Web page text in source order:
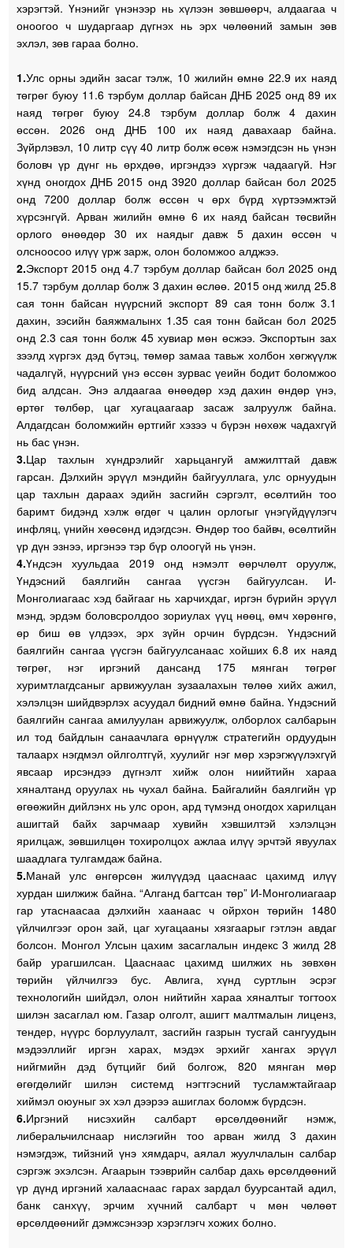
хэрэгтэй. Үнэнийг үнэнээр нь хүлээн зөвшөөрч, алдаагаа ч
оноогоо ч шударгаар дүгнэх нь эрх чөлөөний замын зөв
эхлэл, зөв гараа болно.
1.Улс орны эдийн засаг тэлж, 10 жилийн өмнө 22.9 их наяд
төгрөг буюу 11.6 тэрбум доллар байсан ДНБ 2025 онд 89 их
наяд төгрөг буюу 24.8 тэрбум доллар болж 4 дахин
өссөн. 2026 онд ДНБ 100 их наяд давахаар байна.
Зүйрлэвэл, 10 литр сүү 40 литр болж өсөж нэмэгдсэн нь үнэн
боловч үр дүнг нь өрхдөө, иргэндээ хүргэж чадаагүй. Нэг
хүнд оногдох ДНБ 2015 онд 3920 доллар байсан бол 2025
онд 7200 доллар болж өссөн ч өрх бүрд хүртээмжтэй
хүрсэнгүй. Арван жилийн өмнө 6 их наяд байсан төсвийн
орлого өнөөдөр 30 их наядыг давж 5 дахин өссөн ч
олсноосоо илүү үрж зарж, олон боломжоо алджээ.
2.Экспорт 2015 онд 4.7 тэрбум доллар байсан бол 2025 онд
15.7 тэрбум доллар болж 3 дахин өслөө. 2015 онд жилд 25.8
сая тонн байсан нүүрсний экспорт 89 сая тонн болж 3.1
дахин, зэсийн баяжмалынх 1.35 сая тонн байсан бол 2025
онд 2.3 сая тонн болж 45 хувиар мөн өсжээ. Экспортын зах
зээлд хүргэх дэд бүтэц, төмөр замаа тавьж холбон хөгжүүлж
чадалгүй, нүүрсний үнэ өссөн зурвас үеийн бодит боломжоо
бид алдсан. Энэ алдаагаа өнөөдөр хэд дахин өндөр үнэ,
өртөг төлбөр, цаг хугацаагаар засаж залруулж байна.
Алдагдсан боломжийн өртгийг хэзээ ч бүрэн нөхөж чадахгүй
нь бас үнэн.
3.Цар тахлын хүндрэлийг харьцангуй амжилттай давж
гарсан. Дэлхийн эрүүл мэндийн байгууллага, улс орнуудын
цар тахлын дараах эдийн засгийн сэргэлт, өсөлтийн тоо
баримт бидэнд хэлж өгдөг ч цалин орлогыг үнэгүйдүүлэгч
инфляц, үнийн хөөсөнд идэгдсэн. Өндөр тоо байвч, өсөлтийн
үр дүн эзнээ, иргэнээ тэр бүр олоогүй нь үнэн.
4.Үндсэн хуульдаа 2019 онд нэмэлт өөрчлөлт оруулж,
Үндэсний баялгийн сангаа үүсгэн байгуулсан. И-
Монголиагаас хэд байгааг нь харчихдаг, иргэн бүрийн эрүүл
мэнд, эрдэм боловсролдоо зориулах үүц нөөц, өмч хөрөнгө,
өр биш өв үлдээх, эрх зүйн орчин бүрдсэн. Үндэсний
баялгийн сангаа үүсгэн байгуулсанаас хойших 6.8 их наяд
төгрөг, нэг иргэний дансанд 175 мянган төгрөг
хуримтлагдсаныг арвижуулан зузаалахын төлөө хийх ажил,
хэлэлцэн шийдвэрлэх асуудал бидний өмнө байна. Үндэсний
баялгийн сангаа амилуулан арвижуулж, олборлох салбарын
ил тод байдлын санаачлага өрнүүлж стратегийн ордуудын
талаарх нэгдмэл ойлголтгүй, хуулийг нэг мөр хэрэгжүүлэхгүй
явсаар ирсэндээ дүгнэлт хийж олон ниийтийн хараа
хяналтанд оруулах нь чухал байна. Байгалийн баялгийн үр
өгөөжийн дийлэнх нь улс орон, ард түмэнд оногдох харилцан
ашигтай байх зарчмаар хувийн хэвшилтэй хэлэлцэн
ярилцаж, зөвшилцөн тохиролцох ажлаа илүү эрчтэй явуулах
шаадлага тулгамдаж байна.
5.Манай улс өнгөрсөн жилүүдэд цааснаас цахимд илүү
хурдан шилжиж байна. “Алганд багтсан төр” И-Монголиагаар
гар утаснаасаа дэлхийн хаанаас ч ойрхон төрийн 1480
үйлчилгээг орон зай, цаг хугацааны хязгаарыг гэтлэн авдаг
болсон. Монгол Улсын цахим засаглалын индекс 3 жилд 28
байр урагшилсан. Цааснаас цахимд шилжих нь зөвхөн
төрийн үйлчилгээ бус. Авлига, хүнд суртлын эсрэг
технологийн шийдэл, олон нийтийн хараа хяналтыг тогтоох
шилэн засаглал юм. Газар олголт, ашигт малтмалын лиценз,
тендер, нүүрс борлуулалт, засгийн газрын тусгай сангуудын
мэдээллийг иргэн харах, мэдэх эрхийг хангах эрүүл
нийгмийн дэд бүтцийг бий болгож, 820 мянган мөр
өгөгдөлийг шилэн системд нэгтгэсний тусламжтайгаар
хиймэл оюуныг эх хэл дээрээ ашиглах боломж бүрдсэн.
6.Иргэний нисэхийн салбарт өрсөлдөөнийг нэмж,
либеральчилснаар нислэгийн тоо арван жилд 3 дахин
нэмэгдэж, тийзний үнэ хямдарч, аялал жуулчлалын салбар
сэргэж эхэлсэн. Агаарын тээврийн салбар дахь өрсөлдөөний
үр дүнд иргэний халааснаас гарах зардал буурсантай адил,
банк санхүү, эрчим хүчний салбарт ч мөн чөлөөт
өрсөлдөөнийг дэмжсэнээр хэрэглэгч хожих болно.